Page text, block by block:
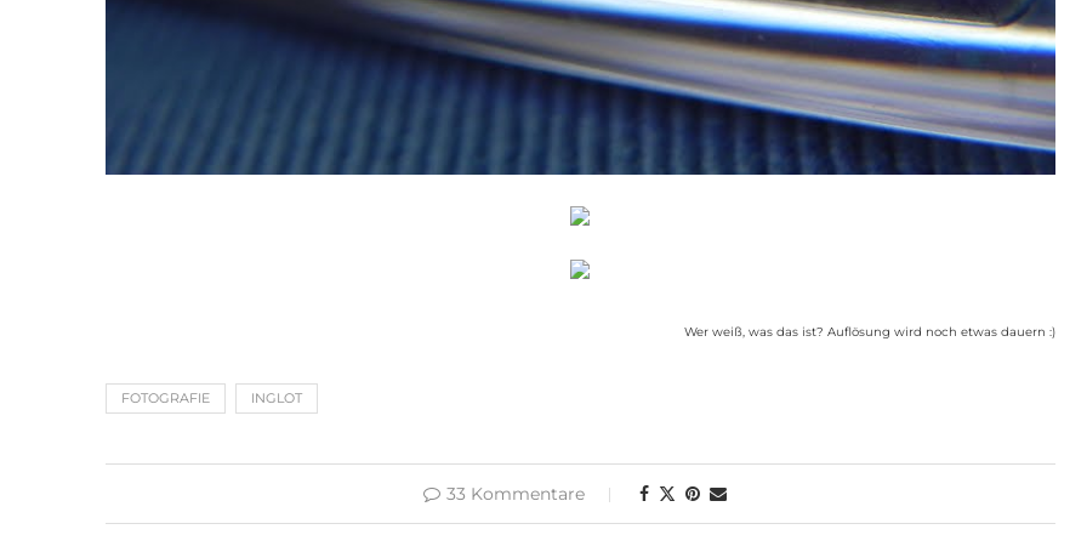
Wer weiß, was das ist? Auflösung wird noch etwas dauern :)
FOTOGRAFIE INGLOT
33 Kommentare